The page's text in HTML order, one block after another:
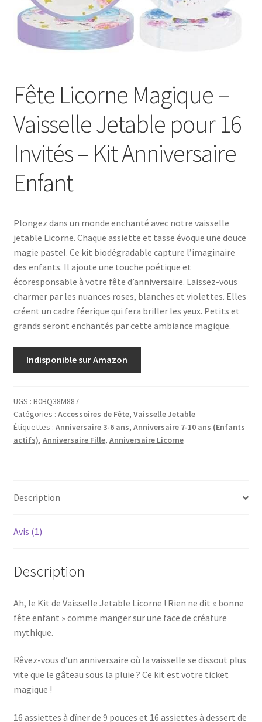
Fête Licorne Magique –
Vaisselle Jetable pour 16
Invités – Kit Anniversaire
Enfant
Plongez dans un monde enchanté avec notre vaisselle
jetable Licorne. Chaque assiette et tasse évoque une douce
magie pastel. Ce kit biodégradable capture l’imaginaire
des enfants. Il ajoute une touche poétique et
écoresponsable à votre fête d’anniversaire. Laissez-vous
charmer par les nuances roses, blanches et violettes. Elles
créent un cadre féerique qui fera briller les yeux. Petits et
grands seront enchantés par cette ambiance magique.
Indisponible sur Amazon
UGS : B0BQ38M887
Catégories : Accessoires de Fête, Vaisselle Jetable
Étiquettes : Anniversaire 3-6 ans, Anniversaire 7-10 ans (Enfants
actifs), Anniversaire Fille, Anniversaire Licorne
Description
Avis (1)
Description
Ah, le Kit de Vaisselle Jetable Licorne ! Rien ne dit « bonne
fête enfant » comme manger sur une face de créature
mythique.
Rêvez-vous d’un anniversaire où la vaisselle se dissout plus
vite que le gâteau sous la pluie ? Ce kit est votre ticket
magique !
16 assiettes à dîner de 9 pouces et 16 assiettes à dessert de